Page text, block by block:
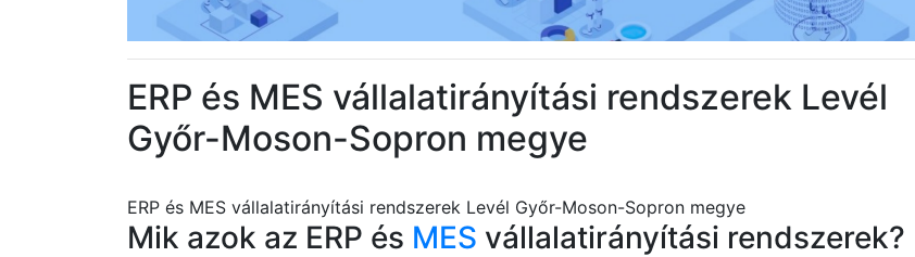
ERP és MES vállalatirányítási rendszerek Levél
Győr-Moson-Sopron megye
ERP és MES vállalatirányítási rendszerek Levél Győr-Moson-Sopron megye
Mik azok az ERP és MES vállalatirányítási rendszerek?